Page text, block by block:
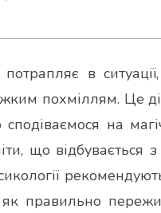
в
похміллям. Це
на
що
як правильно